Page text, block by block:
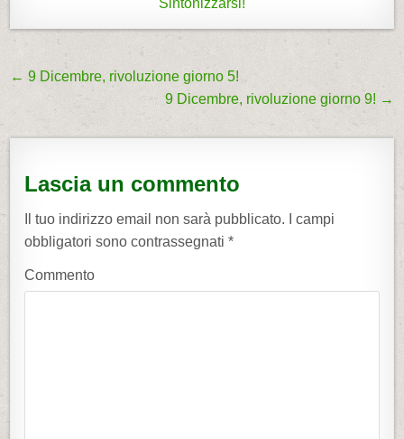
v
g
o
← 9 Dicembre, rivoluzione giorno 5!
9 Dicembre, rivoluzione giorno 9! →
Lascia un commento
Il tuo indirizzo email non sarà pubblicato. I campi
obbligatori sono contrassegnati*
Commento